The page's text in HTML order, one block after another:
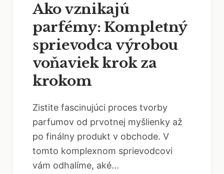
Ako vznikajú
parfémy: Kompletný
sprievodca výrobou
voňaviek krok za
krokom
Zistite fascinujúci proces tvorby
parfumov od prvotnej myšlienky až
po finálny produkt v obchode. V
tomto komplexnom sprievodcovi
vám odhalíme, aké...